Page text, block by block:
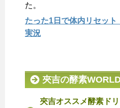
た。
たった1日で体内リセッ
実況
夾吉の酵素
夾吉オススメ酵素ド